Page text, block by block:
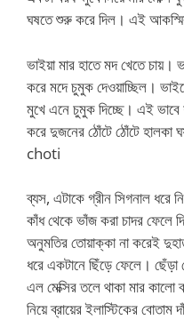
ঘষতে শুরু করে দিল। এই
ভাইয়া মার হাতে মদ খেতে চায়।
করে মদে চুমুক দেওয়াচ্ছিল।
মুখে এনে চুমুক দিচ্ছে। এই ভাবে
করে দুজনের ঠোঁটে ঠোঁটে
choti
ব্যস, এটাকে গ্রীন সিগনাল ধরে
কাঁধ থেকে ভাঁজ করা চাদর ফেলে
অনুমতির তোয়াক্কা না করেই দুহাত
ধরে একটানে ছিঁড়ে ফেলে। ছেঁড়া
এল মেক্সির তলে থাকা মার কালো
নিয়ে ব্রায়ের ইলাস্টিকের